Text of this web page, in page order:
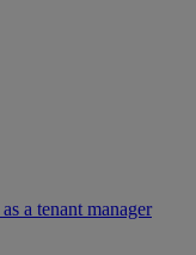
a tenant manager